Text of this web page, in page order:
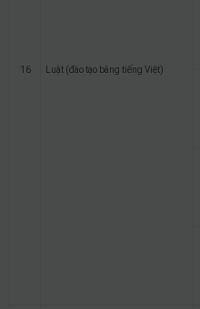
16 Luật (đào tạo bằng tiếng Việt)